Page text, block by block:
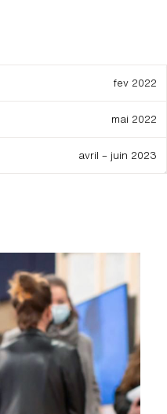
fev 2022
mai 2022
avril – juin 2023